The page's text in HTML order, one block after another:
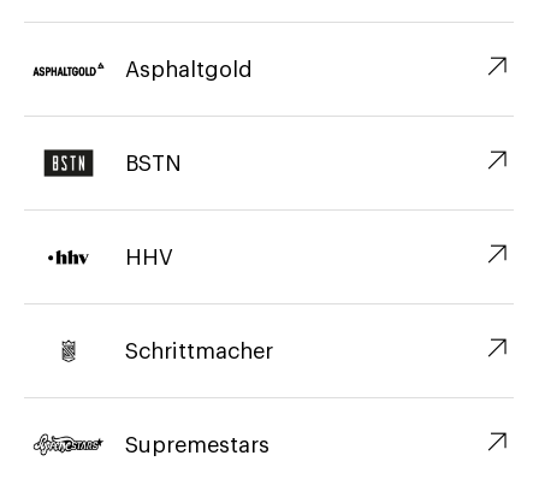
Asphaltgold ↗︎
BSTN ↗︎
HHV ↗︎
Schrittmacher ↗︎
Supremestars ↗︎